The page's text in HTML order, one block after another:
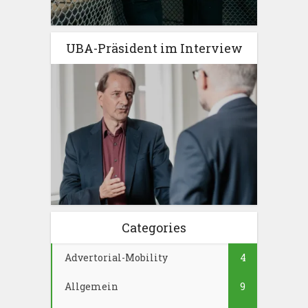
UBA-Präsident im Interview
Categories
Advertorial-Mobility 4
Allgemein 9